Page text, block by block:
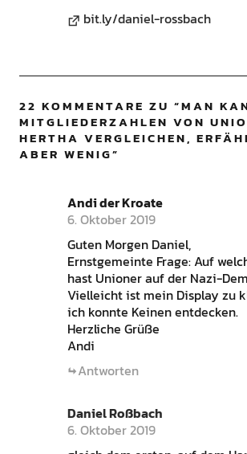
bit.ly/daniel-rossbach
22 KOMMENTARE ZU “MAN
MITGLIEDERZAHLEN VON
HERTHA VERGLEICHEN,
ABER WENIG”
Andi der Kroate
6. Oktober 2019
Guten Morgen Daniel,
Ernstgemeinte Frage: Auf
hast Unioner auf der Nazi-
Vielleicht ist mein Display zu
ich konnte Keinen entdecken.
Herzliche Grüße
Andi
Antworten
Daniel Roßbach
6. Oktober 2019